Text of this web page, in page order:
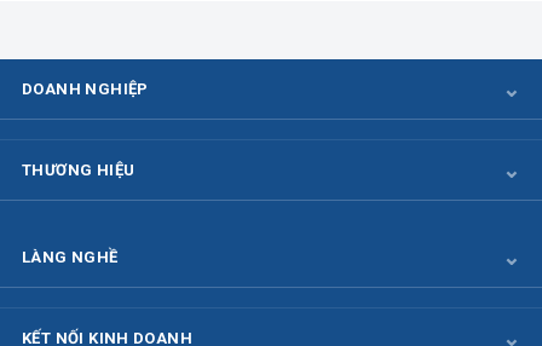
DOANH NGHIỆP
THƯƠNG HIỆU
LÀNG NGHỀ
KẾT NỐI KINH DOANH